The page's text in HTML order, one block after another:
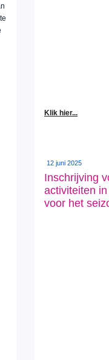
Klik hier...
12 juni 2025
Inschrijving
activiteiten
voor het